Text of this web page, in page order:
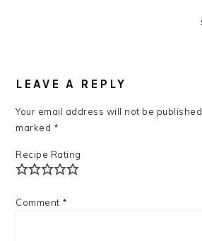
INTERACTIONS
LEAVE A REPLY
Your email address will not be published.
marked *
Recipe Rating
Comment *